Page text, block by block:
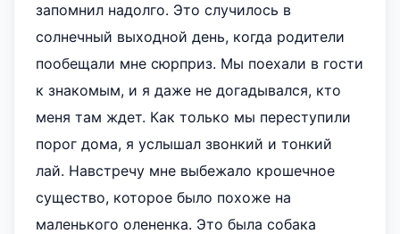
запомнил надолго. Это случилось в
солнечный выходной день, когда родители
пообещали мне сюрприз. Мы поехали в гости
к знакомым, и я даже не догадывался, кто
меня там ждет. Как только мы переступили
порог дома, я услышал звонкий и тонкий
лай. Навстречу мне выбежало крошечное
существо, которое было похоже на
маленького олененка. Это была собака